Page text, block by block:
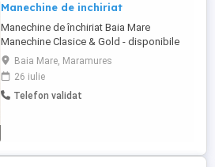
Manechine de inchiriat
Manechine de închiriat Baia Mare
Manechine Clasice & Gold - disponibile
Prețuri accesibile Preluare flexibilă (cu 2
zile înainte după eveniment) Fără avans
Perfecte pentru evenimente și decoruri
elegante Rezervări la numărul de telefon
Baia Mare, Maramures
26 iulie
Telefon validat